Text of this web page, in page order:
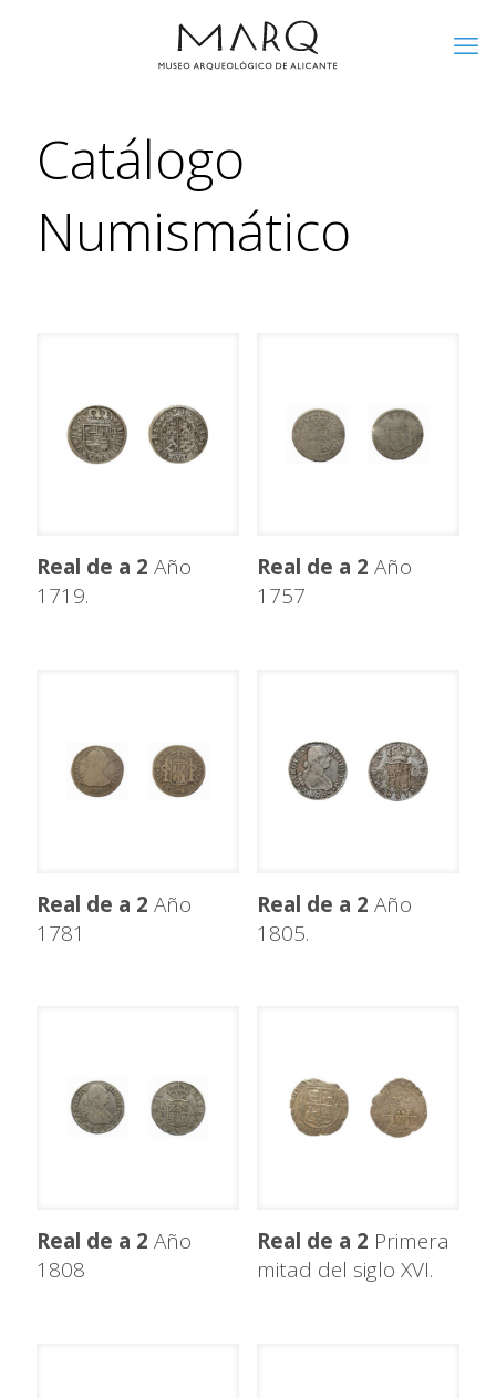
Catálogo
Numismático
Real de a 2 Año
1719.
Real de a 2 Año
1757
Real de a 2 Año
1781
Real de a 2 Año
1805.
Real de a 2 Año
1808
Real de a 2 Primera
mitad del siglo XVI.